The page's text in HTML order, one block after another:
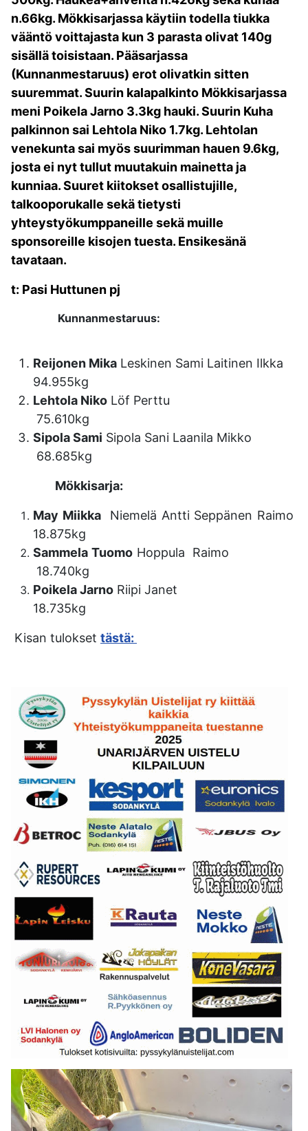
n.66kg. Mökkisarjassa käytiin todella tiukka
vääntö voittajasta kun 3 parasta olivat 140g
sisällä toisistaan. Pääsarjassa
(Kunnanmestaruus) erot olivatkin sitten
suuremmat. Suurin kalapalkinto Mökkisarjassa
meni Poikela Jarno 3.3kg hauki. Suurin Kuha
palkinnon sai Lehtola Niko 1.7kg. Lehtolan
venekunta sai myös suurimman hauen 9.6kg,
josta ei nyt tullut muutakuin mainetta ja
kunniaa. Suuret kiitokset osallistujille,
talkooporukalle sekä tietysti
yhteystyökumppaneille sekä muille
sponsoreille kisojen tuesta. Ensikesänä
tavataan.
t: Pasi Huttunen pj
Kunnanmestaruus:
Reijonen Mika Leskinen Sami Laitinen Ilkka
94.955kg
Lehtola Niko Löf Perttu
75.610kg
Sipola Sami Sipola Sani Laanila Mikko
68.685kg
Mökkisarja:
May MiikkaNiemelä Antti Seppänen Raimo
18.875kg
Sammela TuomoHoppula Raimo
18.740kg
Poikela Jarno Riipi Janet
18.735kg
Kisan tulokset tästä: